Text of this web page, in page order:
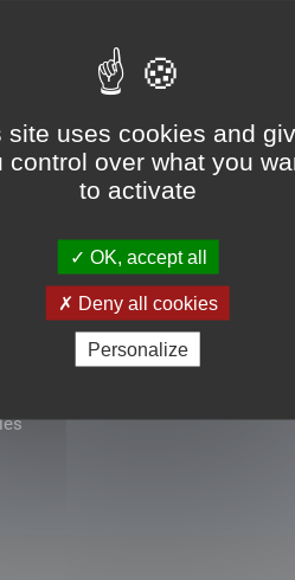
site uses cookies and
control over what you
to activate
OK, accept all
Deny all cookies
Personalize
la